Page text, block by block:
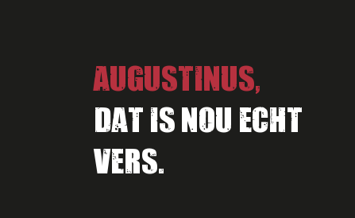
Augustinus,
Dat is nou echt
vers.